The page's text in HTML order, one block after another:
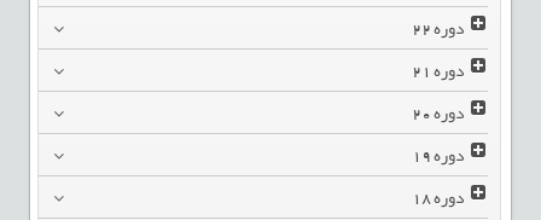
دوره22
دوره21
دوره20
دوره19
دوره18